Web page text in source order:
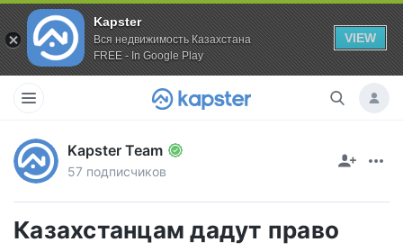
Kapster
Вся недвижимость Казахстана
FREE - In Google Play
VIEW
Kapster Team
57 подписчиков
Казахстанцам дадут право